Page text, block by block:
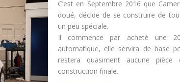
C’est en Septembre 2016 que
doué, décide de se construire de
un peu spéciale.
Il commence par acheté une
automatique, elle servira de base
restera quasiment aucune
construction finale.